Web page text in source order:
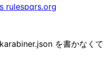
rulespqrs.org
を書かなく